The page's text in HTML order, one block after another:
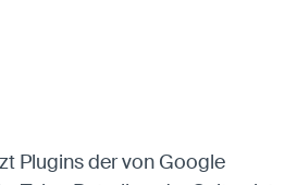
Plugins der von Google